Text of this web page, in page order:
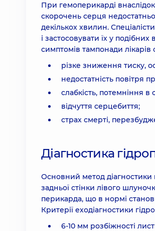
При гемоперикарді
скорочень серця
декількох хвилин.
і застосовувати їх у
симптомів тампонади
різке зниження тиску,
недостатність повітря
слабкість, потемніння в
відчуття серцебиття;
страх смерті,
Діагностика
Основний метод діагностики
задньої стінки лівого
перикарда, що в нормі
Критерії еходіагностики
6-10 мм розбіжності